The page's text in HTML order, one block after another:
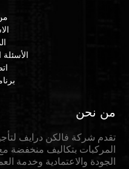
الأسئلة
من نحن
تقدم شركة فالكن درايف
المركبات بتكاليف منخفضة
الجودة والاعتمادية وخدمة